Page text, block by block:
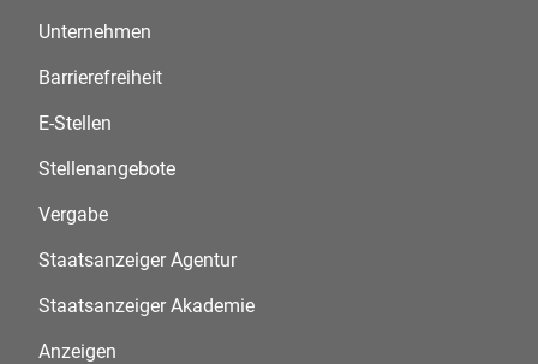
Unternehmen
Barrierefreiheit
E-Stellen
Stellenangebote
Vergabe
Staatsanzeiger Agentur
Staatsanzeiger Akademie
Anzeigen